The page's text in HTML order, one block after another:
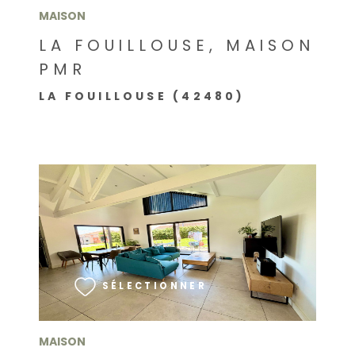
MAISON
LA FOUILLOUSE, MAISON
PMR
LA FOUILLOUSE (42480)
MAISON
SÉLECTIONNER
VOIR LE BIEN